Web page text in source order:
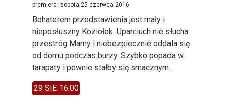
premiera: sobota 25 czerwca 2016
Bohaterem przedstawienia jest mały i
nieposłuszny Koziołek. Uparciuch nie słucha
przestróg Mamy i niebezpiecznie oddala się
od domu podczas burzy. Szybko popada w
tarapaty i pewnie stałby się smacznym...
29 SIE 16:00